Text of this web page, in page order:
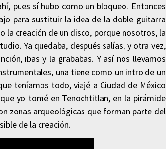
pues sí hubo como un bloqueo. Entonces
para sustituir la idea de la doble guitarra
la creación de un disco, porque nosotros, la
Ya quedaba, después salías, y otra vez,
ibas y la grababas. Y así nos llevamos
una tiene como un intro de un
teníamos todo, viajé a Ciudad de México
yo tomé en Tenochtitlan, en la pirámide
zonas arqueológicas que forman parte del
de la creación.